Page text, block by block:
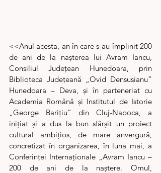
<<Anul acesta, an în care s-au împlinit 200
de ani de la nașterea lui Avram Iancu,
Consiliul Județean Hunedoara, prin
Biblioteca Județeană „Ovid Densusianu”
Hunedoara – Deva, și în parteneriat cu
Academia Română și Institutul de Istorie
„George Barițiu” din Cluj-Napoca, a
inițiat și a dus la bun sfârșit un proiect
cultural ambițios, de mare anvergură,
concretizat în organizarea, în luna mai, a
Conferinței Internaționale „Avram Iancu –
200 de ani de la naștere. Omul,